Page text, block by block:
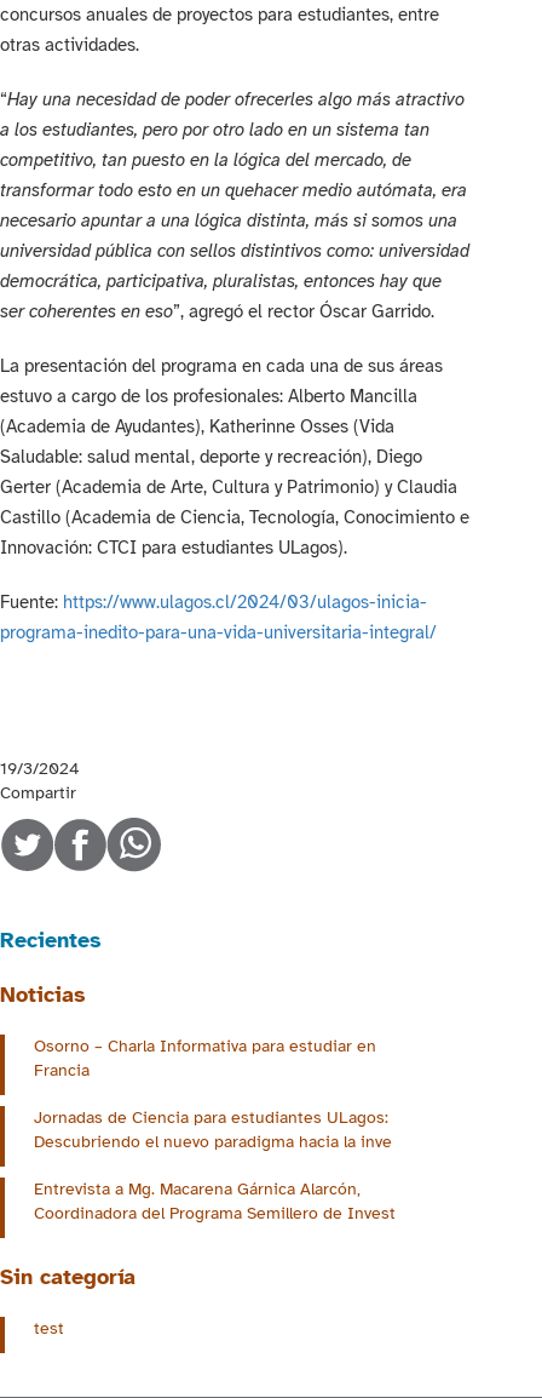
19/3/2024
Compartir
Recientes
Noticias
Osorno – Charla Informativa para estudiar en
Francia
Jornadas de Ciencia para estudiantes ULagos:
Descubriendo el nuevo paradigma hacia la inve
Entrevista a Mg. Macarena Gárnica Alarcón,
Coordinadora del Programa Semillero de Invest
Sin categoría
test
concursos anuales de proyectos para estudiantes, entre
otras actividades.
“Hay una necesidad de poder ofrecerles algo más atractivo
a los estudiantes, pero por otro lado en un sistema tan
competitivo, tan puesto en la lógica del mercado, de
transformar todo esto en un quehacer medio autómata, era
necesario apuntar a una lógica distinta, más si somos una
universidad pública con sellos distintivos como: universidad
democrática, participativa, pluralistas, entonces hay que
ser coherentes en eso”, agregó el rector Óscar Garrido.
La presentación del programa en cada una de sus áreas
estuvo a cargo de los profesionales: Alberto Mancilla
(Academia de Ayudantes), Katherinne Osses (Vida
Saludable: salud mental, deporte y recreación), Diego
Gerter (Academia de Arte, Cultura y Patrimonio) y Claudia
Castillo (Academia de Ciencia, Tecnología, Conocimiento e
Innovación: CTCI para estudiantes ULagos).
Fuente: https://www.ulagos.cl/2024/03/ulagos-inicia-
programa-inedito-para-una-vida-universitaria-integral/